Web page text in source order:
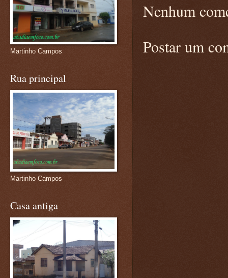
Nenhum
Postar um
Martinho Campos
Rua principal
Martinho Campos
Casa antiga